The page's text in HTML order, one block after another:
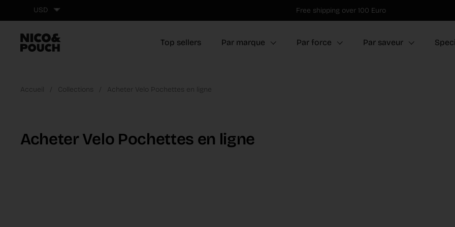
Aller au contenu
USD Free shipping over 100 Euro
Top sellers Par marque Par force Par saveur
Accueil / Collections / Acheter Velo Pochettes en ligne
Acheter Velo Pochettes en ligne